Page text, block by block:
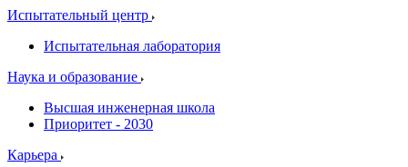
Испытательный центр
Испытательная лаборатория
Наука и образование
Высшая инженерная школа
Приоритет - 2030
Карьера